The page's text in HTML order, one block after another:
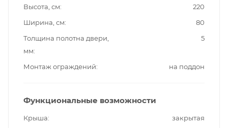
Высота, см
220
Ширина, см
80
Толщина полотна двери,
мм
5
Монтаж ограждений на поддон
Функциональные возможности
Крыша
закрытая